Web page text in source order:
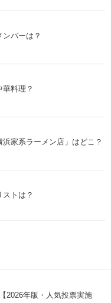
バーは？
料理？
家系ラーメン店」はどこ？
トは？
2026年版・人気投票実施